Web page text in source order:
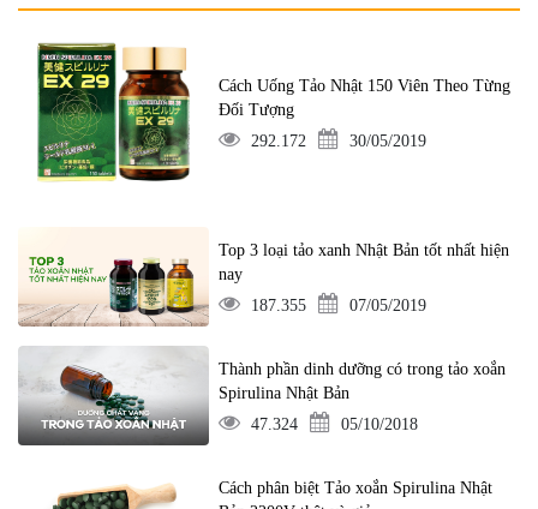
Cách Uống Tảo Nhật 150 Viên Theo Từng
Đối Tượng
292.172
30/05/2019
Top 3 loại tảo xanh Nhật Bản tốt nhất hiện
nay
187.355
07/05/2019
Thành phần dinh dưỡng có trong tảo xoắn
Spirulina Nhật Bản
47.324
05/10/2018
Cách phân biệt Tảo xoắn Spirulina Nhật